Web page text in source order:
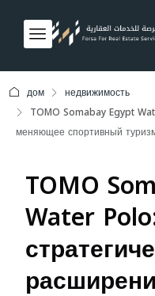
дом
недвижимость
TOMO Somabay Egypt
меняющее спортивный
TOMO
Water